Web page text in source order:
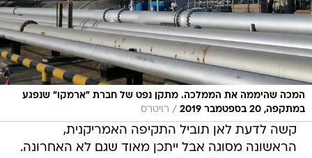
המכה שהיממה את הממלכה. מתקן נפט של חברת "ארמקו" שנפגע
במתקפה, 20 בספטמבר 2019
/ רויטרס
קשה לדעת לאן תוביל התקיפה האמריקנית,
הראשונה מסוגה אבל ייתכן מאוד שגם לא האחרונה.